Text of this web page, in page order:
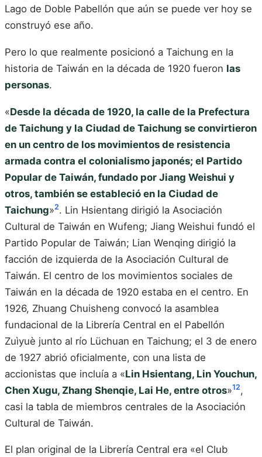
Lago de Doble Pabellón que aún se puede ver hoy se
construyó ese año.
Pero lo que realmente posicionó a Taichung en la
historia de Taiwán en la década de 1920 fueron las
personas.
«Desde la década de 1920, la calle de la Prefectura
de Taichung y la Ciudad de Taichung se convirtieron
en un centro de los movimientos de resistencia
armada contra el colonialismo japonés; el Partido
Popular de Taiwán, fundado por Jiang Weishui y
otros, también se estableció en la Ciudad de
Taichung»2. Lin Hsientang dirigió la Asociación
Cultural de Taiwán en Wufeng; Jiang Weishui fundó el
Partido Popular de Taiwán; Lian Wenqing dirigió la
facción de izquierda de la Asociación Cultural de
Taiwán. El centro de los movimientos sociales de
Taiwán en la década de 1920 estaba en el centro. En
1926, Zhuang Chuisheng convocó la asamblea
fundacional de la Librería Central en el Pabellón
Zuìyuè junto al río Lüchuan en Taichung; el 3 de enero
de 1927 abrió oficialmente, con una lista de
accionistas que incluía a «Lin Hsientang, Lin Youchun,
Chen Xugu, Zhang Shenqie, Lai He, entre otros»12,
casi la tabla de miembros centrales de la Asociación
Cultural de Taiwán.
El plan original de la Librería Central era «el Club